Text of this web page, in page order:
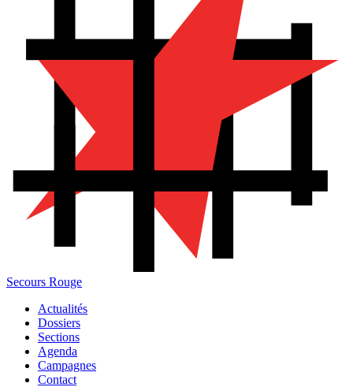
Secours Rouge
Actualités
Dossiers
Sections
Agenda
Campagnes
Contact